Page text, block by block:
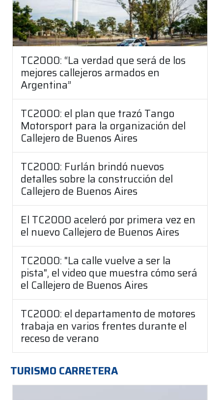
TC2000: “La verdad que será de los
mejores callejeros armados en
Argentina”
TC2000: el plan que trazó Tango
Motorsport para la organización del
Callejero de Buenos Aires
TC2000: Furlán brindó nuevos
detalles sobre la construcción del
Callejero de Buenos Aires
El TC2000 aceleró por primera vez en
el nuevo Callejero de Buenos Aires
TC2000: "La calle vuelve a ser la
pista", el video que muestra cómo será
el Callejero de Buenos Aires
TC2000: el departamento de motores
trabaja en varios frentes durante el
receso de verano
TURISMO CARRETERA